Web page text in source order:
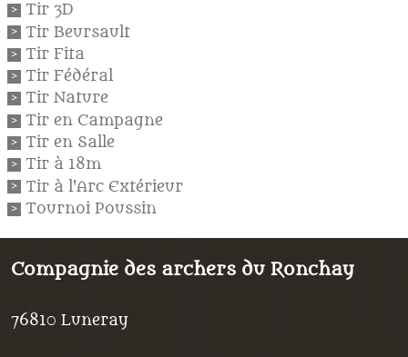
Tir 3D
Tir Beursault
Tir Fita
Tir Fédéral
Tir Nature
Tir en Campagne
Tir en Salle
Tir à 18m
Tir à l'Arc Extérieur
Tournoi Poussin
Compagnie des archers du Ronchay
76810 Luneray